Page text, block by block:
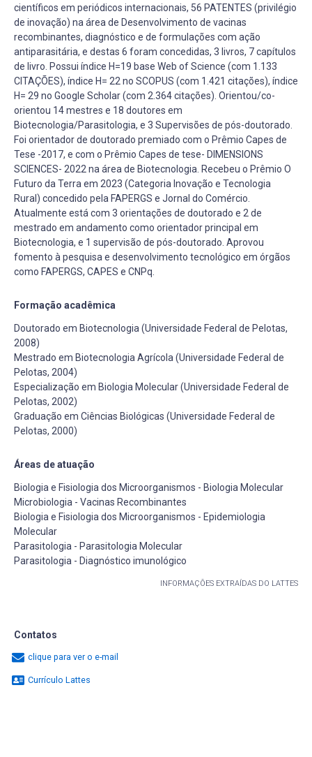
científicos em periódicos internacionais, 56 PATENTES (privilégio
de inovação) na área de Desenvolvimento de vacinas
recombinantes, diagnóstico e de formulações com ação
antiparasitária, e destas 6 foram concedidas, 3 livros, 7 capítulos
de livro. Possui índice H=19 base Web of Science (com 1.133
CITAÇÕES), índice H= 22 no SCOPUS (com 1.421 citações), índice
H= 29 no Google Scholar (com 2.364 citações). Orientou/co-
orientou 14 mestres e 18 doutores em
Biotecnologia/Parasitologia, e 3 Supervisões de pós-doutorado.
Foi orientador de doutorado premiado com o Prêmio Capes de
Tese -2017, e com o Prêmio Capes de tese- DIMENSIONS
SCIENCES- 2022 na área de Biotecnologia. Recebeu o Prêmio O
Futuro da Terra em 2023 (Categoria Inovação e Tecnologia
Rural) concedido pela FAPERGS e Jornal do Comércio.
Atualmente está com 3 orientações de doutorado e 2 de
mestrado em andamento como orientador principal em
Biotecnologia, e 1 supervisão de pós-doutorado. Aprovou
fomento à pesquisa e desenvolvimento tecnológico em órgãos
como FAPERGS, CAPES e CNPq.
Formação acadêmica
Doutorado em Biotecnologia (Universidade Federal de Pelotas,
2008)
Mestrado em Biotecnologia Agrícola (Universidade Federal de
Pelotas, 2004)
Especialização em Biologia Molecular (Universidade Federal de
Pelotas, 2002)
Graduação em Ciências Biológicas (Universidade Federal de
Pelotas, 2000)
Áreas de atuação
Biologia e Fisiologia dos Microorganismos - Biologia Molecular
Microbiologia - Vacinas Recombinantes
Biologia e Fisiologia dos Microorganismos - Epidemiologia
Molecular
Parasitologia - Parasitologia Molecular
Parasitologia - Diagnóstico imunológico
INFORMAÇÕES EXTRAÍDAS DO LATTES
Contatos
clique para ver o e-mail
Currículo Lattes